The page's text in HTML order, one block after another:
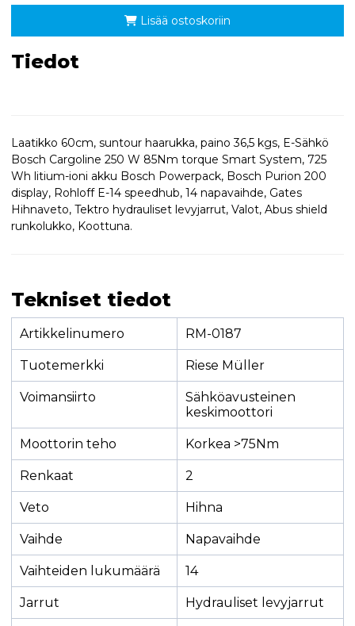
Lisää ostoskoriin
Tiedot
Laatikko 60cm, suntour haarukka, paino 36,5 kgs, E-Sähkö
Bosch Cargoline 250 W 85Nm torque Smart System, 725
Wh litium-ioni akku Bosch Powerpack, Bosch Purion 200
display, Rohloff E-14 speedhub, 14 napavaihde, Gates
Hihnaveto, Tektro hydrauliset levyjarrut, Valot, Abus shield
runkolukko, Koottuna.
Tekniset tiedot
Artikkelinumero RM-0187
Tuotemerkki Riese Müller
Voimansiirto
Sähköavusteinen
keskimoottori
Moottorin teho Korkea >75Nm
Renkaat 2
Veto Hihna
Vaihde Napavaihde
Vaihteiden lukumäärä 14
Jarrut Hydrauliset levyjarrut